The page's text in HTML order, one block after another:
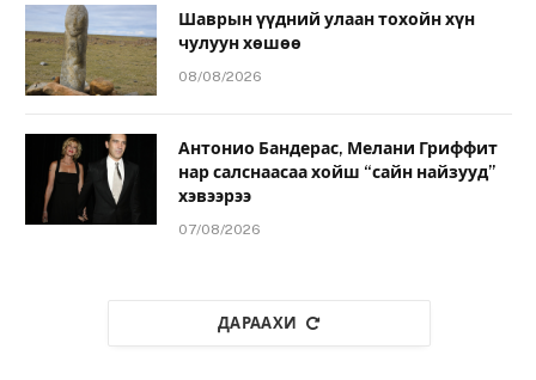
Шаврын үүдний улаан тохойн хүн
чулуун хөшөө
08/08/2026
Антонио Бандерас, Мелани Гриффит
нар салснаасаа хойш “сайн найзууд”
хэвээрээ
07/08/2026
ДАРААХИ